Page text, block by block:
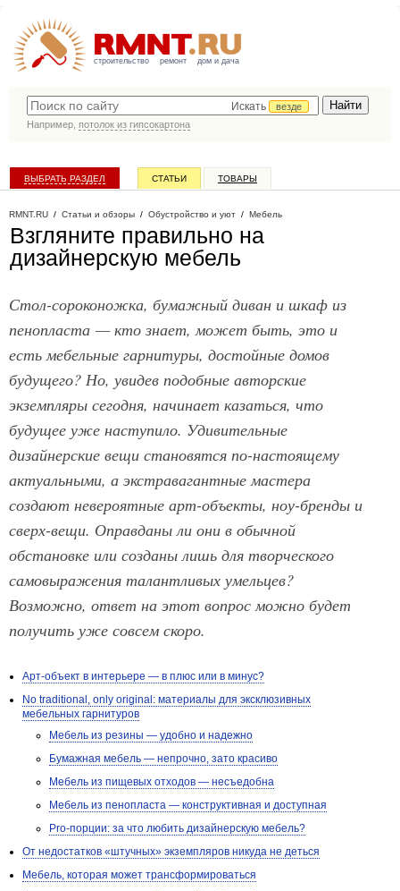
строительство ремонт дом и дача
Искать
везде
Например, потолок из гипсокартона
ВЫБРАТЬ РАЗДЕЛ СТАТЬИ ТОВАРЫ
RMNT.RU / Статьи и обзоры / Обустройство и уют / Мебель
Взгляните правильно на
дизайнерскую мебель
Стол-сороконожка, бумажный диван и шкаф из
пенопласта — кто знает, может быть, это и
есть мебельные гарнитуры, достойные домов
будущего? Но, увидев подобные авторские
экземпляры сегодня, начинает казаться, что
будущее уже наступило. Удивительные
дизайнерские вещи становятся по-настоящему
актуальными, а экстравагантные мастера
создают невероятные арт-объекты, ноу-бренды и
сверх-вещи. Оправданы ли они в обычной
обстановке или созданы лишь для творческого
самовыражения талантливых умельцев?
Возможно, ответ на этот вопрос можно будет
получить уже совсем скоро.
Арт-объект в интерьере — в плюс или в минус?
No traditional, only original: материалы для эксклюзивных
мебельных гарнитуров
Мебель из резины — удобно и надежно
Бумажная мебель — непрочно, зато красиво
Мебель из пищевых отходов — несъедобна
Мебель из пенопласта — конструктивная и доступная
Pro-порции: за что любить дизайнерскую мебель?
От недостатков «штучных» экземпляров никуда не деться
Мебель, которая может трансформироваться